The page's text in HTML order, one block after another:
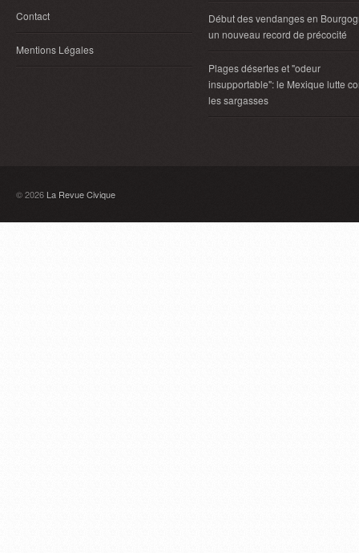
Contact
Mentions Légales
Début des vendanges en
un nouveau record de précocité
Plages désertes et "odeur
insupportable": le Mexique lutte
les sargasses
© 2026 La Revue Civique